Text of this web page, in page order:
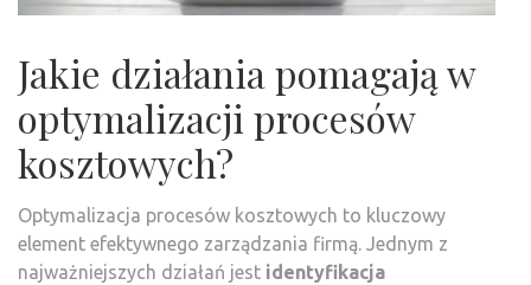
Jakie działania pomagają w
optymalizacji procesów
kosztowych?
Optymalizacja procesów kosztowych to kluczowy
element efektywnego zarządzania firmą. Jednym z
najważniejszych działań jest identyfikacja